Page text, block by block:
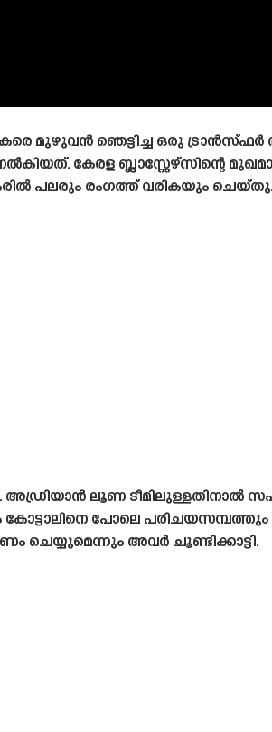
മുഴുവൻ ഞെട്ടിച്ച ഒരു
കേരള ബ്ലാസ്റ്റേഴ്‌സിന്റെ
പലരും രംഗത്ത് വരികയും ചെയ്‌തു.
ലൂണ ടീമിലുള്ളതിനാൽ
കോട്ടാലിനെ പോലെ
ചെയ്യുമെന്നും അവർ ചൂണ്ടിക്കാട്ടി.